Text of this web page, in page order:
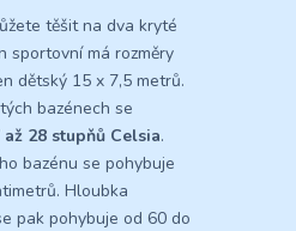
těšit na dva kryté
sportovní má rozměry
dětský 15 x 7,5 metrů.
bazénech se
až 28 stupňů Celsia.
bazénu se pohybuje
Hloubka
pak pohybuje od 60 do